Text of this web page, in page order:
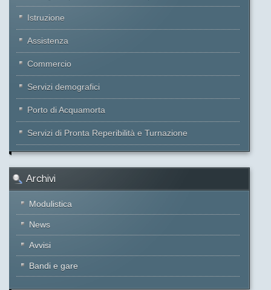
Istruzione
Assistenza
Commercio
Servizi demografici
Porto di Acquamorta
Servizi di Pronta Reperibilità e Turnazione
Archivi
Modulistica
News
Avvisi
Bandi e gare